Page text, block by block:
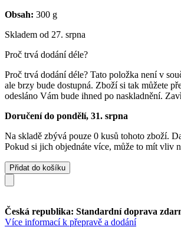
Obsah: 300 g
Skladem od 27. srpna
Proč trvá dodání déle?
Proč trvá dodání déle? Tato položka není v
ale brzy bude dostupná. Zboží si tak můžete
odesláno Vám bude ihned po naskladnění.
Doručení do pondělí, 31. srpna
Na skladě zbývá pouze 0 kusů tohoto zboží.
Pokud si jich objednáte více, může to mít vliv
Přidat do košíku
Česká republika: Standardní doprava
Více informací k přepravě a dodání